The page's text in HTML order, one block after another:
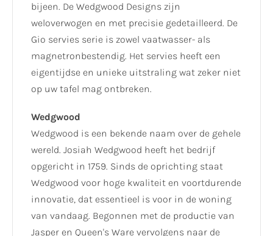
bijeen. De Wedgwood Designs zijn
weloverwogen en met precisie gedetailleerd. De
Gio servies serie is zowel vaatwasser- als
magnetronbestendig. Het servies heeft een
eigentijdse en unieke uitstraling wat zeker niet
op uw tafel mag ontbreken.
Wedgwood
Wedgwood is een bekende naam over de gehele
wereld. Josiah Wedgwood heeft het bedrijf
opgericht in 1759. Sinds de oprichting staat
Wedgwood voor hoge kwaliteit en voortdurende
innovatie, dat essentieel is voor in de woning
van vandaag. Begonnen met de productie van
Jasper en Queen's Ware vervolgens naar de